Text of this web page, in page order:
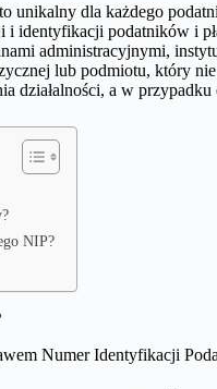
unikalny dla każdego
i identyfikacji podatników i
administracyjnymi,
lub podmiotu, który
działalności, a w
NIP?
Numer Identyfikacji